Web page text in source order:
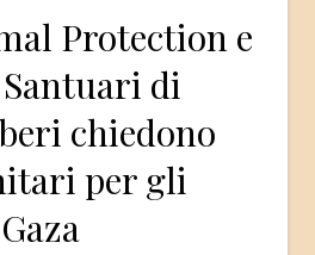
Protection e
di
chiedono
per gli